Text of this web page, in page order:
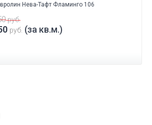
Нева-Тафт Фламинго 106
руб.
руб. (за кв.м.)